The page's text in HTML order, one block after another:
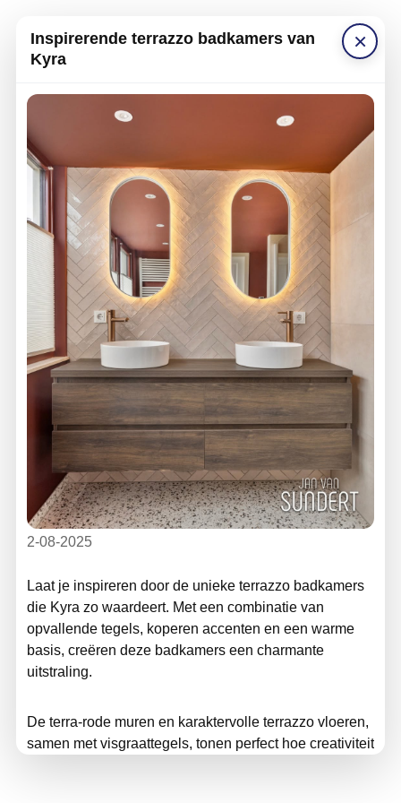
×
Inspirerende terrazzo badkamers van
Kyra
2-08-2025
Laat je inspireren door de unieke terrazzo badkamers
die Kyra zo waardeert. Met een combinatie van
opvallende tegels, koperen accenten en een warme
basis, creëren deze badkamers een charmante
uitstraling.
De terra-rode muren en karaktervolle terrazzo vloeren,
samen met visgraattegels, tonen perfect hoe creativiteit